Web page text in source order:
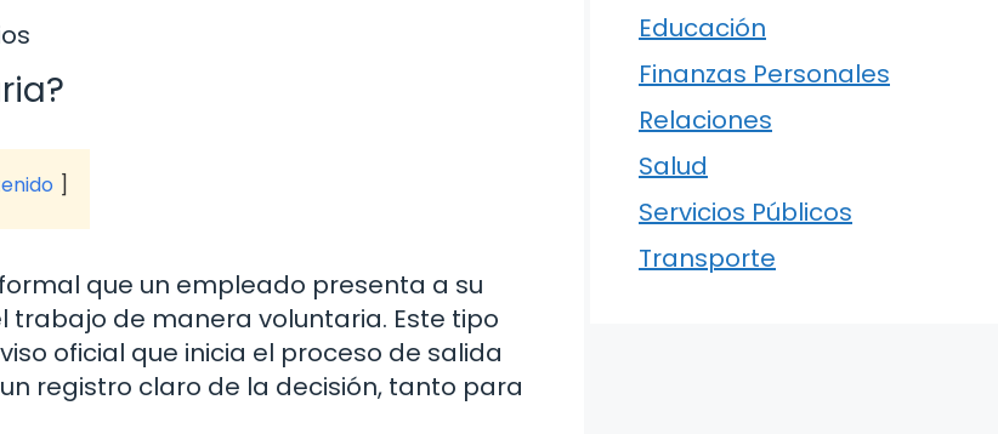
que un empleado presenta a su
de manera voluntaria. Este tipo
oficial que inicia el proceso de salida
registro claro de la decisión, tanto para
Educación
Finanzas Personales
Relaciones
Salud
Servicios Públicos
Transporte